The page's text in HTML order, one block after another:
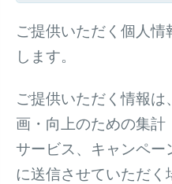
ご提供いただく個人
します。
ご提供いただく情報
画・向上のための集
サービス、キャンペー
に送信させていただく